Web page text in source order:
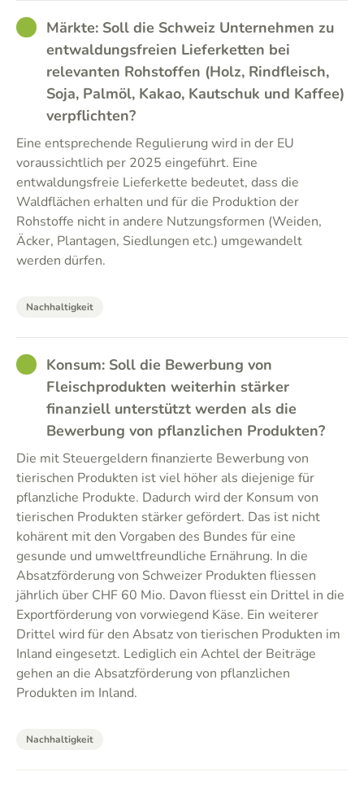
GOODMärkte: Soll die Schweiz Unternehmen zu
entwaldungsfreien Lieferketten bei
relevanten Rohstoffen (Holz, Rindfleisch,
Soja, Palmöl, Kakao, Kautschuk und Kaffee)
verpflichten?
Eine entsprechende Regulierung wird in der EU
voraussichtlich per 2025 eingeführt. Eine
entwaldungsfreie Lieferkette bedeutet, dass die
Waldflächen erhalten und für die Produktion der
Rohstoffe nicht in andere Nutzungsformen (Weiden,
Äcker, Plantagen, Siedlungen etc.) umgewandelt
werden dürfen.
Nachhaltigkeit
GOODKonsum: Soll die Bewerbung von
Fleischprodukten weiterhin stärker
finanziell unterstützt werden als die
Bewerbung von pflanzlichen Produkten?
Die mit Steuergeldern finanzierte Bewerbung von
tierischen Produkten ist viel höher als diejenige für
pflanzliche Produkte. Dadurch wird der Konsum von
tierischen Produkten stärker gefördert. Das ist nicht
kohärent mit den Vorgaben des Bundes für eine
gesunde und umweltfreundliche Ernährung. In die
Absatzförderung von Schweizer Produkten fliessen
jährlich über CHF 60 Mio. Davon fliesst ein Drittel in die
Exportförderung von vorwiegend Käse. Ein weiterer
Drittel wird für den Absatz von tierischen Produkten im
Inland eingesetzt. Lediglich ein Achtel der Beiträge
gehen an die Absatzförderung von pflanzlichen
Produkten im Inland.
Nachhaltigkeit